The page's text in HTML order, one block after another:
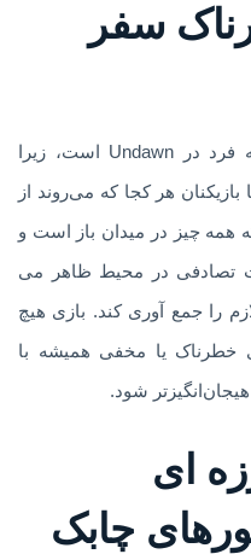
سفر
دنیای گسترده یک ویژگی منحصر به فرد در Undawn است، زیرا
بازیکنان هر کجا که می‌روند از
همه چیز در میدان باز است و
تصادفی در محیط ظاهر می
را جمع آوری کند. بازی هیچ
خطرناک یا مخفی همیشه با
شود.
ای
چابک